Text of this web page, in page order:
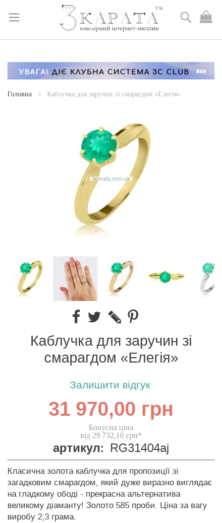
Skip
Content
Пошук
Головна Каблучка для заручин зі смарагдом «Елегія»
Каблучка для заручин зі
смарагдом «Елегія»
Залишити відгук
31 970,00 грн
Бонусна ціна
від 29 732,10 грн*
артикул: RG31404aj
Класична золота каблучка для пропозиції зі
загадковим смарагдом, який дуже виразно виглядає
на гладкому ободі - прекрасна альтернатива
великому діаманту! Золото 585 проби. Ціна за вагу
виробу 2,3 грама.